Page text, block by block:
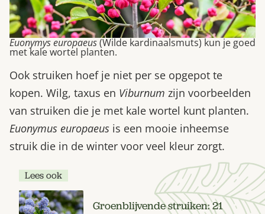
Euonymys europaeus(Wilde kardinaalsmuts) kun je goed
met kale wortel planten.
Ook struiken hoef je niet per se opgepot te
kopen. Wilg, taxus en Viburnum zijn voorbeelden
van struiken die je met kale wortel kunt planten.
Euonymus europaeus is een mooie inheemse
struik die in de winter voor veel kleur zorgt.
Lees ook
Groenblijvende struiken: 21